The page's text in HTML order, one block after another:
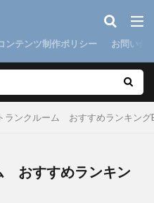
ンテンツ制作ポリシー お問い合
ランクルーム おすすめランキング
おすすめランキン